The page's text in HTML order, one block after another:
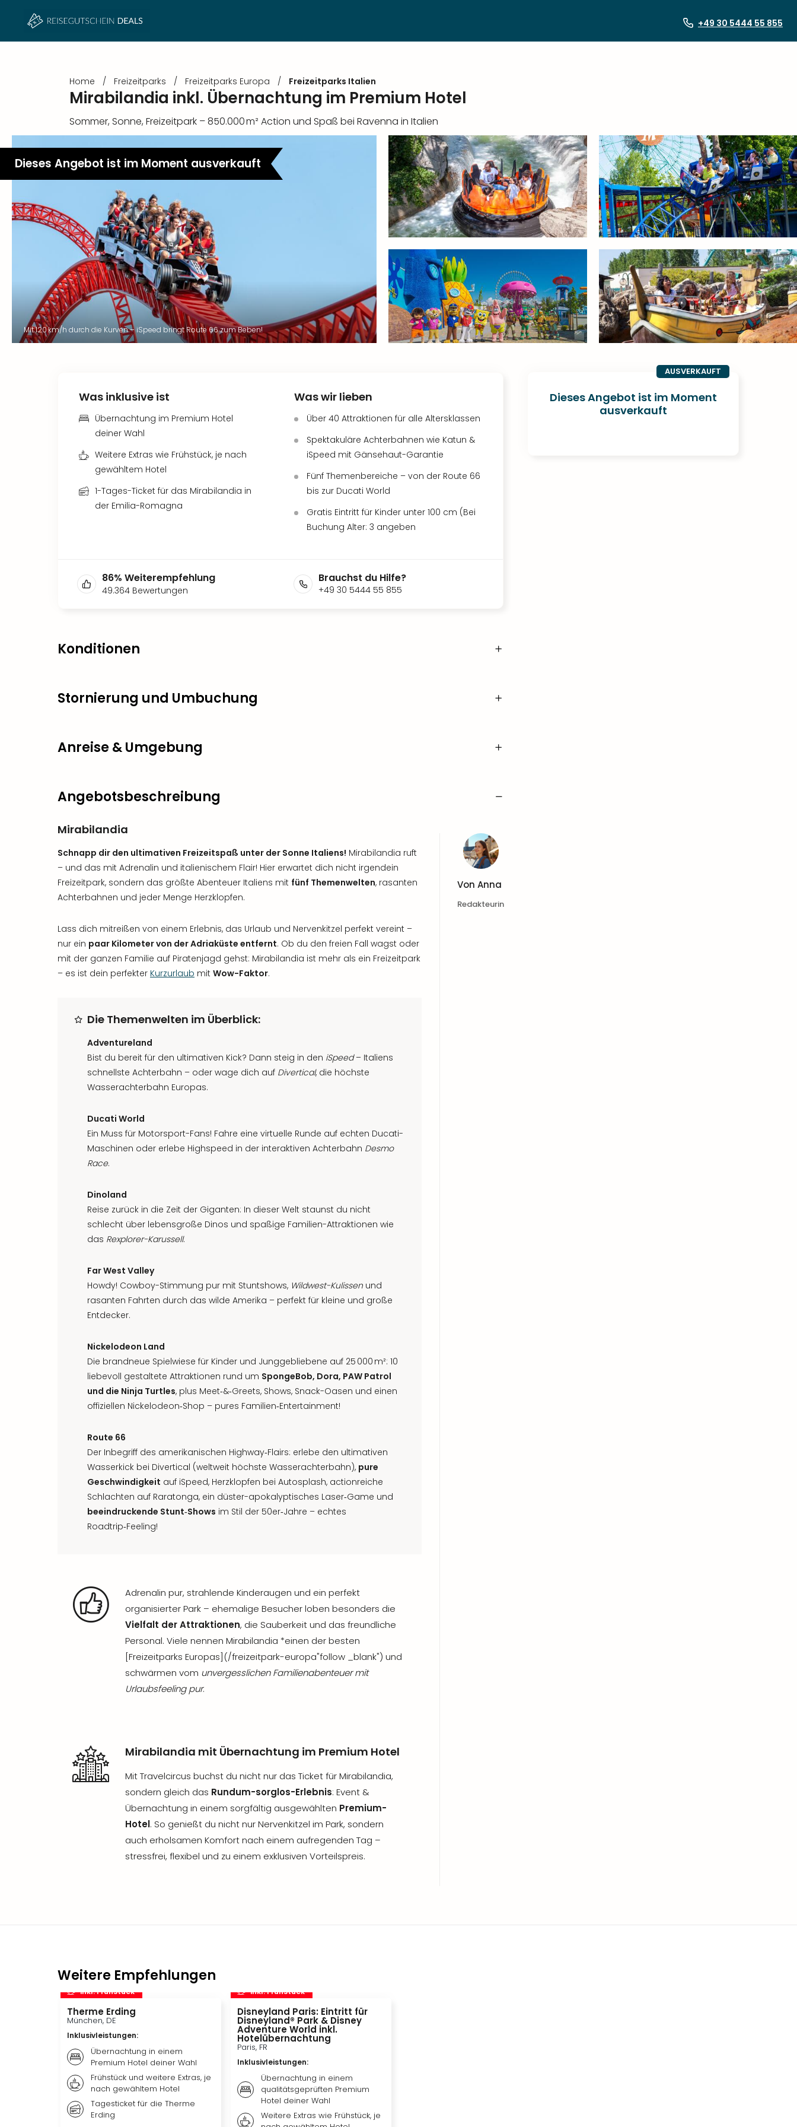
+49 30 5444 55 855
Home / Freizeitparks / Freizeitparks Europa / Freizeitparks Italien
Mirabilandia inkl. Übernachtung im Premium Hotel
Sommer, Sonne, Freizeitpark – 850.000 m² Action und Spaß bei Ravenna in Italien
Dieses Angebot ist im Moment ausverkauft
Mit 120 km/h durch die Kurven – iSpeed bringt Route 66 zum Beben!
AUSVERKAUFT
Dieses Angebot ist im Moment
ausverkauft
Was inklusive ist
Übernachtung im Premium Hotel
deiner Wahl
Weitere Extras wie Frühstück, je nach
gewähltem Hotel
1-Tages-Ticket für das Mirabilandia in
der Emilia-Romagna
Was wir lieben
Über 40 Attraktionen für alle Altersklassen
Spektakuläre Achterbahnen wie Katun &
iSpeed mit Gänsehaut-Garantie
Fünf Themenbereiche – von der Route 66
bis zur Ducati World
Gratis Eintritt für Kinder unter 100 cm (Bei
Buchung Alter: 3 angeben
86% Weiterempfehlung
49.364 Bewertungen
Brauchst du Hilfe?
+49 30 5444 55 855
Konditionen
Stornierung und Umbuchung
Anreise & Umgebung
Angebotsbeschreibung
Mirabilandia
Schnapp dir den ultimativen Freizeitspaß unter der Sonne Italiens! Mirabilandia ruft
– und das mit Adrenalin und italienischem Flair! Hier erwartet dich nicht irgendein
Freizeitpark, sondern das größte Abenteuer Italiens mit fünf Themenwelten, rasanten
Achterbahnen und jeder Menge Herzklopfen.
Lass dich mitreißen von einem Erlebnis, das Urlaub und Nervenkitzel perfekt vereint –
nur ein paar Kilometer von der Adriaküste entfernt. Ob du den freien Fall wagst oder
mit der ganzen Familie auf Piratenjagd gehst: Mirabilandia ist mehr als ein Freizeitpark
– es ist dein perfekter Kurzurlaub mit Wow-Faktor.
Die Themenwelten im Überblick:
Adventureland
Bist du bereit für den ultimativen Kick? Dann steig in den iSpeed– Italiens
schnellste Achterbahn – oder wage dich auf Divertical, die höchste
Wasserachterbahn Europas.
Ducati World
Ein Muss für Motorsport-Fans! Fahre eine virtuelle Runde auf echten Ducati-
Maschinen oder erlebe Highspeed in der interaktiven Achterbahn Desmo
Race.
Dinoland
Reise zurück in die Zeit der Giganten: In dieser Welt staunst du nicht
schlecht über lebensgroße Dinos und spaßige Familien-Attraktionen wie
das Rexplorer-Karussell.
Far West Valley
Howdy! Cowboy-Stimmung pur mit Stuntshows, Wildwest-Kulissen und
rasanten Fahrten durch das wilde Amerika – perfekt für kleine und große
Entdecker.
Nickelodeon Land
Die brandneue Spielwiese für Kinder und Junggebliebene auf 25 000 m²: 10
liebevoll gestaltete Attraktionen rund um SpongeBob, Dora, PAW Patrol
und die Ninja Turtles, plus Meet‑&‑Greets, Shows, Snack-Oasen und einen
offiziellen Nickelodeon‑Shop – pures Familien‑Entertainment!
Route 66
Der Inbegriff des amerikanischen Highway‑Flairs: erlebe den ultimativen
Wasserkick bei Divertical (weltweit höchste Wasserachterbahn), pure
Geschwindigkeit auf iSpeed, Herzklopfen bei Autosplash, actionreiche
Schlachten auf Raratonga, ein düster-apokalyptisches Laser‑Game und
beeindruckende Stunt‑Shows im Stil der 50er‑Jahre – echtes
Roadtrip‑Feeling!
Adrenalin pur, strahlende Kinderaugen und ein perfekt
organisierter Park – ehemalige Besucher loben besonders die
Vielfalt der Attraktionen, die Sauberkeit und das freundliche
Personal. Viele nennen Mirabilandia *einen der besten
[Freizeitparks Europas](/freizeitpark-europa"follow _blank") und
schwärmen vom unvergesslichen Familienabenteuer mit
Urlaubsfeeling pur.
Mirabilandia mit Übernachtung im Premium Hotel
Mit Travelcircus buchst du nicht nur das Ticket für Mirabilandia,
sondern gleich das Rundum-sorglos-Erlebnis: Event &
Übernachtung in einem sorgfältig ausgewählten Premium-
Hotel. So genießt du nicht nur Nervenkitzel im Park, sondern
auch erholsamen Komfort nach einem aufregenden Tag –
stressfrei, flexibel und zu einem exklusiven Vorteilspreis.
Von Anna
Redakteurin
Weitere Empfehlungen
inkl. Frühstück
Therme Erding
München, DE
Inklusivleistungen:
Übernachtung in einem
Premium Hotel deiner Wahl
Frühstück und weitere Extras, je
nach gewähltem Hotel
Tagesticket für die Therme
Erding
inkl. Frühstück
Disneyland Paris: Eintritt für
Disneyland® Park & Disney
Adventure World inkl.
Hotelübernachtung
Paris, FR
Inklusivleistungen:
Übernachtung in einem
qualitätsgeprüften Premium
Hotel deiner Wahl
Weitere Extras wie Frühstück, je